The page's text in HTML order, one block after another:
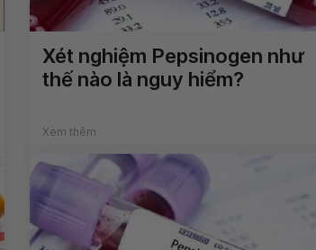
Xét nghiệm Pepsinogen như
thế nào là nguy hiểm?
Xem thêm